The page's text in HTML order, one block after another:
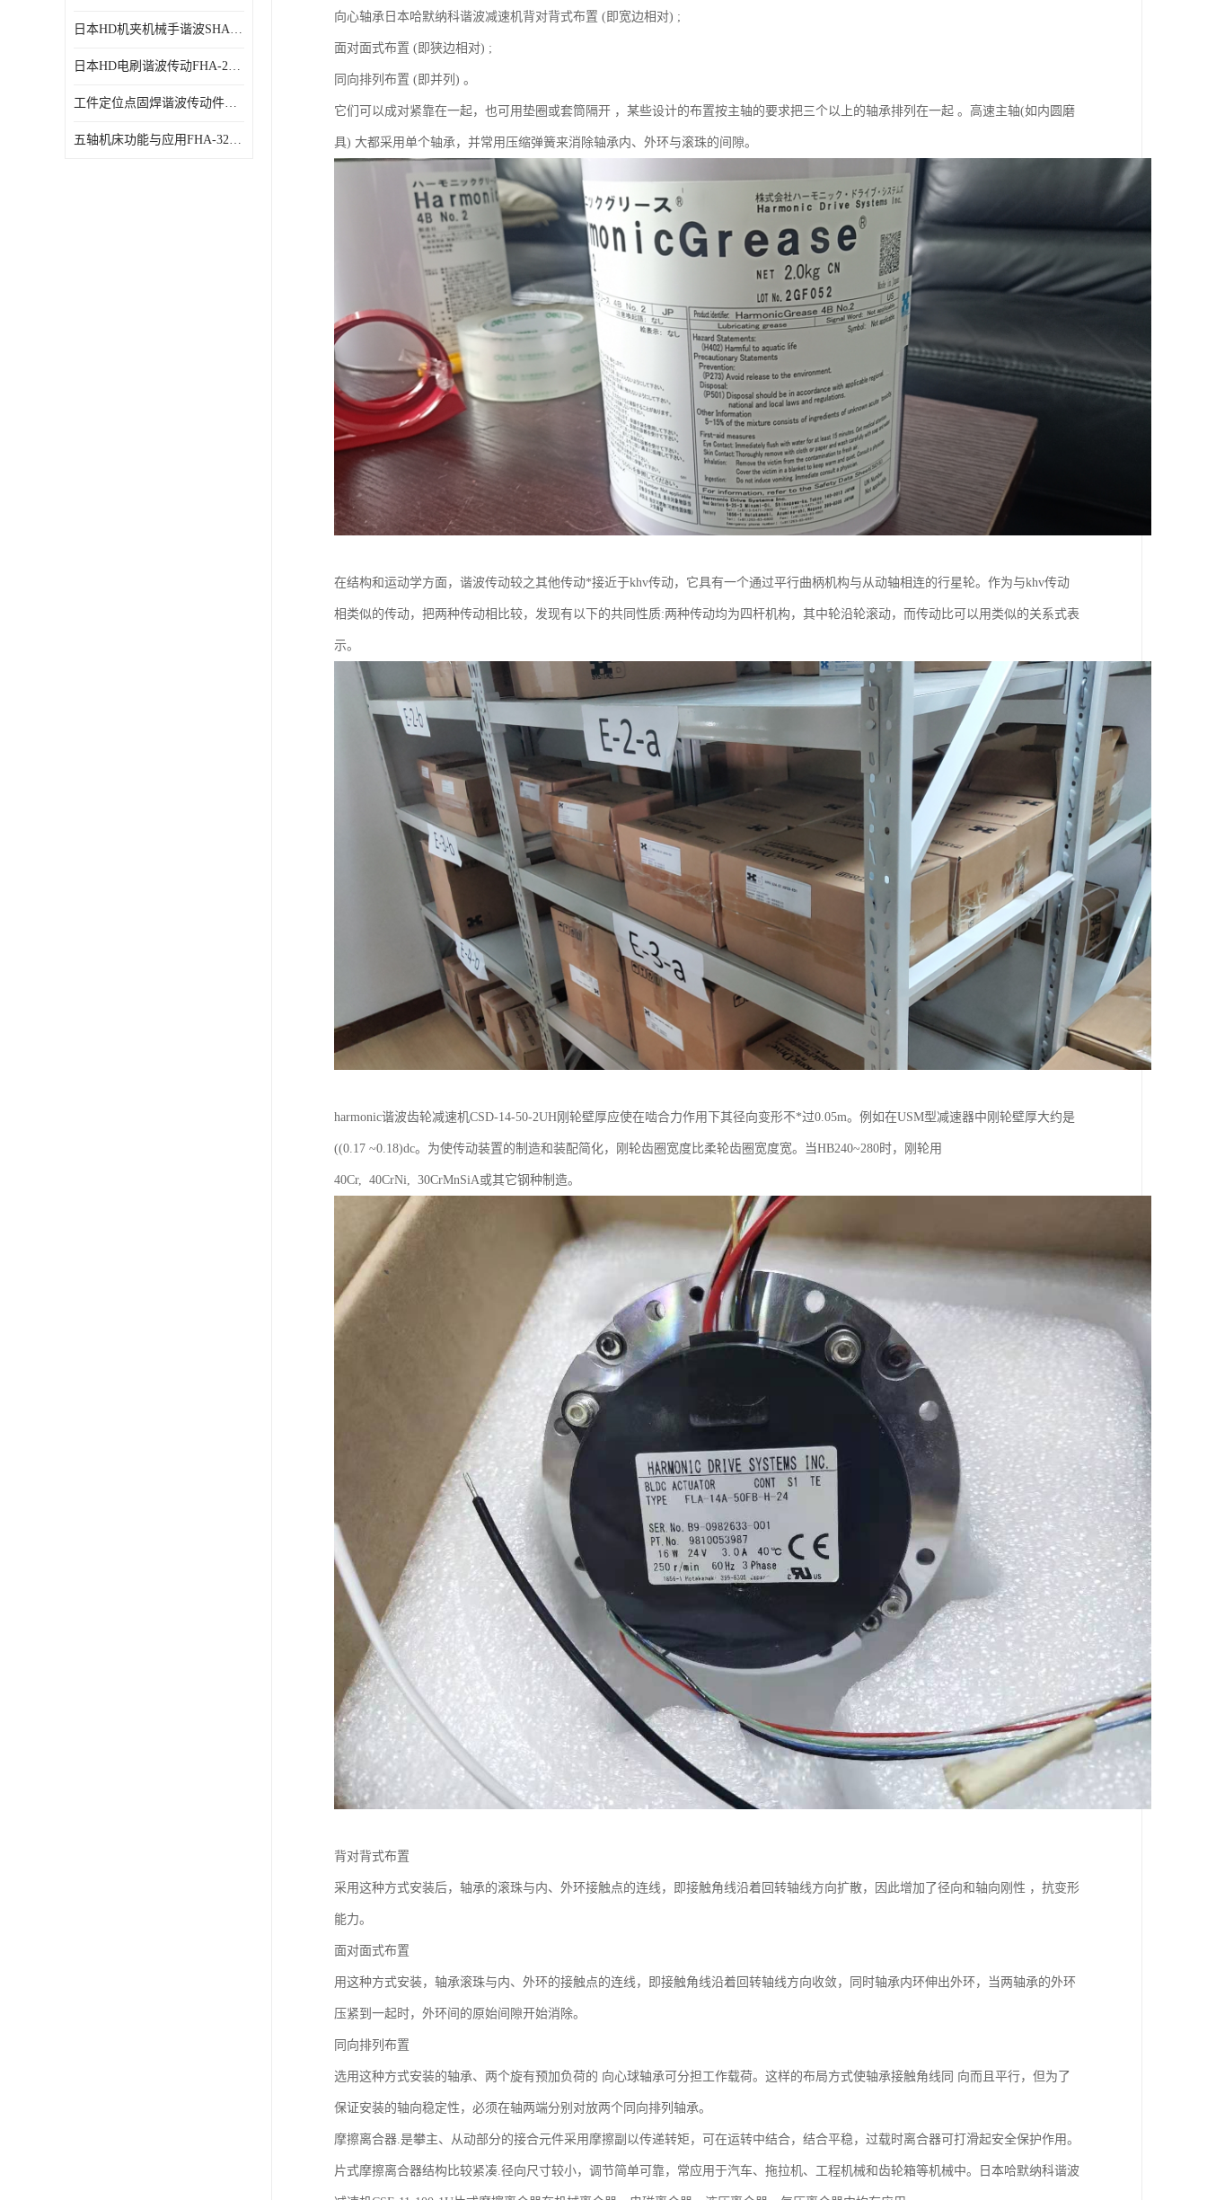
日本HD机夹机械手谐波SHA32A120CG-B12B
日本HD电刷谐波传动FHA-25C-50-E250-C
工件定位点固焊谐波传动件哈默纳科CSF-45-100-2UH
五轴机床功能与应用FHA-32C-50-US250
向心轴承日本哈默纳科谐波减速机背对背式布置 (即宽边相对) ;
面对面式布置 (即狭边相对) ;
同向排列布置 (即并列) 。
它们可以成对紧靠在一起，也可用垫圈或套筒隔开 ，某些设计的布置按主轴的要求把三个以上的轴承排列在一起 。高速主轴(如内圆磨
具) 大都采用单个轴承，并常用压缩弹簧来消除轴承内、外环与滚珠的间隙。
在结构和运动学方面，谐波传动较之其他传动*接近于khv传动，它具有一个通过平行曲柄机构与从动轴相连的行星轮。作为与khv传动
相类似的传动，把两种传动相比较，发现有以下的共同性质:两种传动均为四杆机构，其中轮沿轮滚动，而传动比可以用类似的关系式表
示。
harmonic谐波齿轮减速机CSD-14-50-2UH刚轮壁厚应使在啮合力作用下其径向变形不*过0.05m。例如在USM型减速器中刚轮壁厚大约是
((0.17 ~0.18)dc。为使传动装置的制造和装配简化，刚轮齿圈宽度比柔轮齿圈宽度宽。当HB240~280时，刚轮用
40Cr, 40CrNi, 30CrMnSiA或其它钢种制造。
背对背式布置
采用这种方式安装后，轴承的滚珠与内、外环接触点的连线，即接触角线沿着回转轴线方向扩散，因此增加了径向和轴向刚性 ，抗变形
能力。
面对面式布置
用这种方式安装，轴承滚珠与内、外环的接触点的连线，即接触角线沿着回转轴线方向收敛，同时轴承内环伸出外环，当两轴承的外环
压紧到一起时，外环间的原始间隙开始消除。
同向排列布置
选用这种方式安装的轴承、两个旋有预加负荷的 向心球轴承可分担工作载荷。这样的布局方式使轴承接触角线同 向而且平行，但为了
保证安装的轴向稳定性，必须在轴两端分别对放两个同向排列轴承。
摩擦离合器.是攀主、从动部分的接合元件采用摩擦副以传递转矩，可在运转中结合，结合平稳，过载时离合器可打滑起安全保护作用。
片式摩擦离合器结构比较紧凑.径向尺寸较小，调节简单可靠，常应用于汽车、拖拉机、工程机械和齿轮箱等机械中。日本哈默纳科谐波